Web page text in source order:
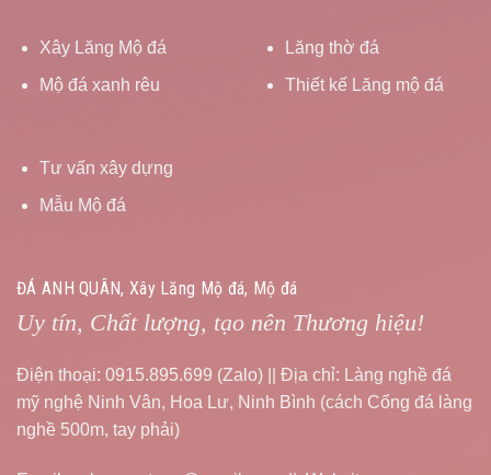
Xây Lăng Mộ đá
Mộ đá xanh rêu
Lăng thờ đá
Thiết kế Lăng mộ đá
Tư vấn xây dựng
Mẫu Mộ đá
ĐÁ ANH QUÂN, Xây Lăng Mộ đá, Mộ đá
Uy tín, Chất lượng, tạo nên Thương hiệu!
Điện thoại: 0915.895.699 (Zalo) || Địa chỉ: Làng nghề đá
mỹ nghệ Ninh Vân, Hoa Lư, Ninh Bình (cách Cổng đá làng
nghề 500m, tay phải)